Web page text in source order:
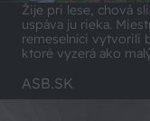
Žije pri lese, chová
uspáva ju rieka.
remeselníci vytvorili
ktoré vyzerá ako
ASB.SK